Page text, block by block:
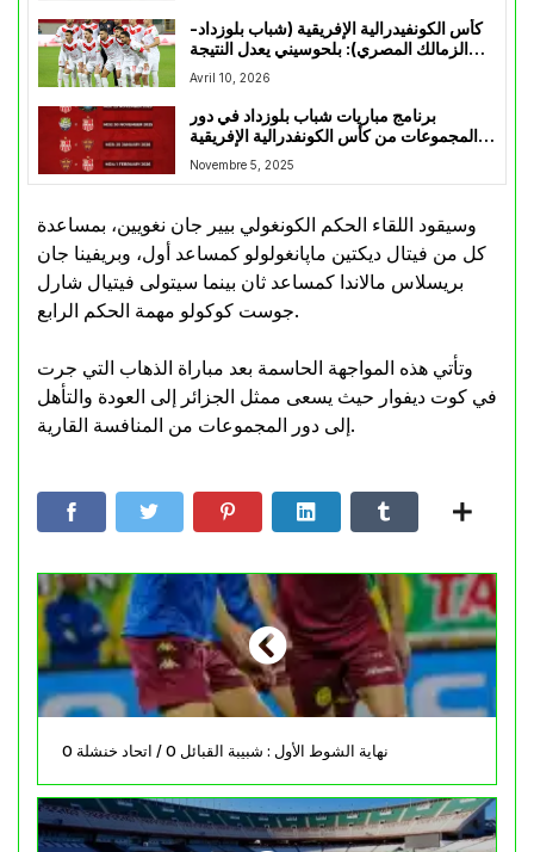
كأس الكونفيدرالية الإفريقية (شباب بلوزداد-
الزمالك المصري): بلحوسيني يعدل النتيجة
والحكم يلغي الهدف بعد العودة الى الفار
Avril 10, 2026
برنامج مباريات شباب بلوزداد في دور
المجموعات من كأس الكونفدرالية الإفريقية
2025–2026
Novembre 5, 2025
وسيقود اللقاء الحكم الكونغولي بيير جان نغويين، بمساعدة
كل من فيتال ديكتين ماپانغولولو كمساعد أول، وبريفينا جان
بريسلاس مالاندا كمساعد ثان بينما سيتولى فيتيال شارل
جوست كوكولو مهمة الحكم الرابع.
وتأتي هذه المواجهة الحاسمة بعد مباراة الذهاب التي جرت
في كوت ديفوار حيث يسعى ممثل الجزائر إلى العودة والتأهل
إلى دور المجموعات من المنافسة القارية.
نهاية الشوط الأول : شبيبة القبائل 0 / اتحاد خنشلة 0